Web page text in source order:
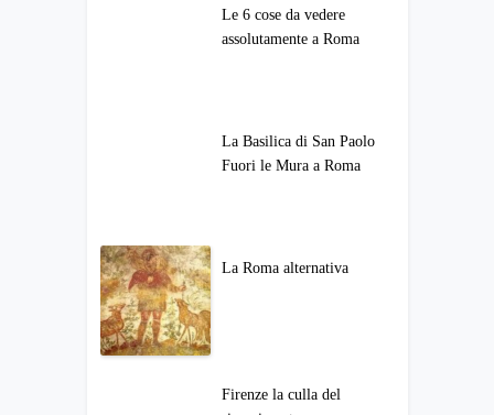
Le 6 cose da vedere
assolutamente a Roma
La Basilica di San Paolo
Fuori le Mura a Roma
La Roma alternativa
Firenze la culla del